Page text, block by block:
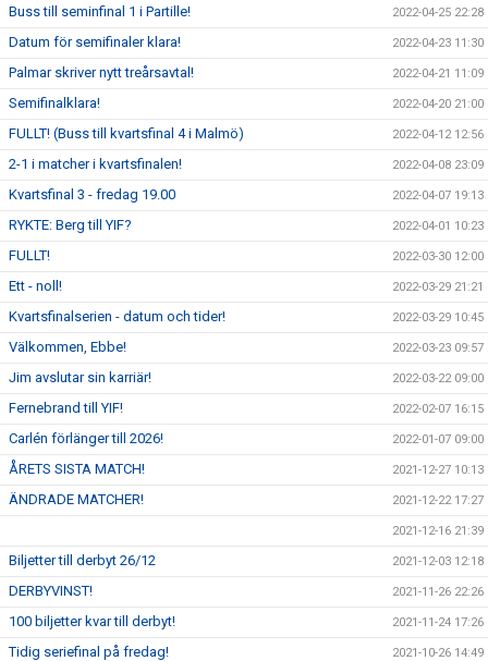
Buss till seminfinal 1 i Partille! 2022-04-25 22:28
Datum för semifinaler klara! 2022-04-23 11:30
Palmar skriver nytt treårsavtal! 2022-04-21 11:09
Semifinalklara! 2022-04-20 21:00
FULLT! (Buss till kvartsfinal 4 i Malmö) 2022-04-12 12:56
2-1 i matcher i kvartsfinalen! 2022-04-08 23:09
Kvartsfinal 3 - fredag 19.00 2022-04-07 19:13
RYKTE: Berg till YIF? 2022-04-01 10:23
FULLT! 2022-03-30 12:00
Ett - noll! 2022-03-29 21:21
Kvartsfinalserien - datum och tider! 2022-03-29 10:45
Välkommen, Ebbe! 2022-03-23 09:57
Jim avslutar sin karriär! 2022-03-22 09:00
Fernebrand till YIF! 2022-02-07 16:15
Carlén förlänger till 2026! 2022-01-07 09:00
ÅRETS SISTA MATCH! 2021-12-27 10:13
ÄNDRADE MATCHER! 2021-12-22 17:27
2021-12-16 21:39
Biljetter till derbyt 26/12 2021-12-03 12:18
DERBYVINST! 2021-11-26 22:26
100 biljetter kvar till derbyt! 2021-11-24 17:26
Tidig seriefinal på fredag! 2021-10-26 14:49